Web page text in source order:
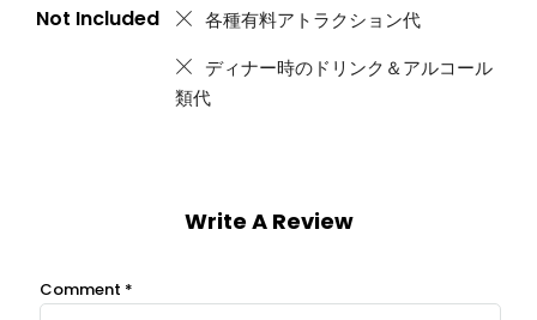
Not Included 各種有料アトラクション代
ディナー時のドリンク＆アルコール
類代
Write A Review
Comment *